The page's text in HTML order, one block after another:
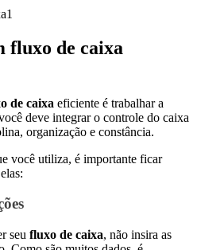
fluxo de caixa
de caixa eficiente é trabalhar a
deve integrar o controle do caixa
organização e constância.
você utiliza, é importante ficar
seu fluxo de caixa, não insira as